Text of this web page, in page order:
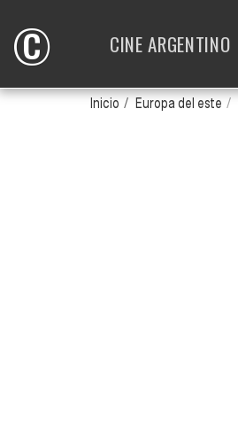
© CINE ARGENTINO
Inicio Europa del este